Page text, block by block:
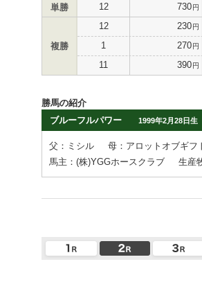
単勝 12 730円
複勝
12 230円
1 270円
11 390円
勝馬の紹介
ブルーフルパワー
1999年2月28日生
父：ミシル
母：アロットオブギフ
馬主：(株)YGGホースクラブ
生産